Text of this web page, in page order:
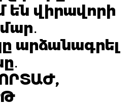
են վիրավորի
արձանագրել